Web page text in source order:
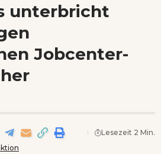
unterbricht
Jobcenter-
Lesezeit 2 Min.